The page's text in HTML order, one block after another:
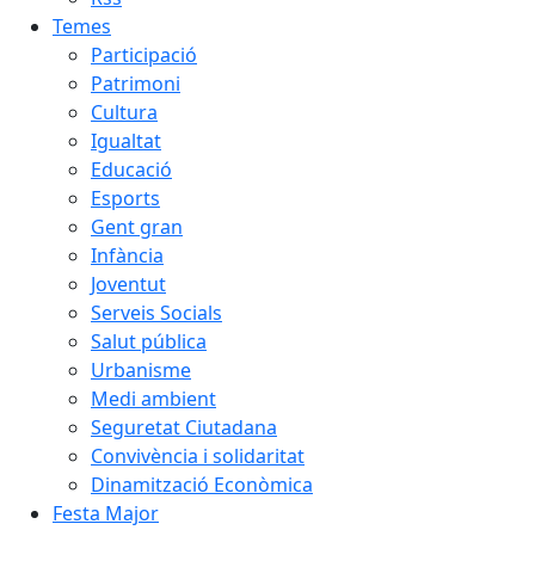
Temes
Participació
Patrimoni
Cultura
Igualtat
Educació
Esports
Gent gran
Infància
Joventut
Serveis Socials
Salut pública
Urbanisme
Medi ambient
Seguretat Ciutadana
Convivència i solidaritat
Dinamització Econòmica
Festa Major